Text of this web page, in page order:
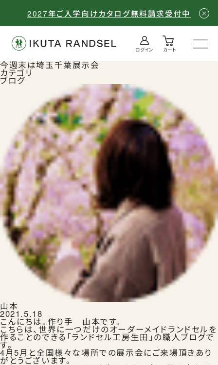
2027年ご入学向けカタログ無料請求受付中
ログイン カート
カート
ランドセルを注文する
生田ランドセルのこと
今週末は埼玉千葉展示会
カテゴリ
ブログ
山本
2021.5.18
こんにちは。作り手 山本です。
こちらは、世界に一つだけのオーダーメイドランドセルを
作ることのできる「ランドセル工房生田」の職人ブログで
す。
4月5月と全国様々な場所での展示会にご来場頂きあり
がとうございます。